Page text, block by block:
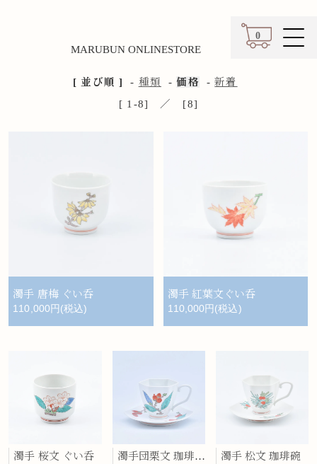
0
カート
MARUBUN ONLINESTORE
[ 並び順 ] - 種類 -価格 -新着
[ 1-8] ／ [8]
濁手 唐梅 ぐい呑
110,000円(税込)
濁手 紅葉文ぐい呑
110,000円(税込)
濁手 桜文 ぐい呑
濁手団栗文 珈琲碗皿
濁手 松文 珈琲碗